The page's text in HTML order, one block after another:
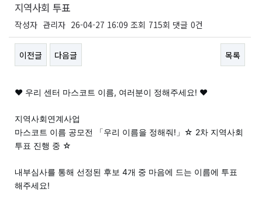
지역사회 투표
작성자 관리자 26-04-27 16:09 조회 715회 댓글 0건
이전글 다음글 목록
본문
♥ 우리 센터 마스코트 이름, 여러분이 정해주세요! ♥
지역사회연계사업
마스코트 이름 공모전 「우리 이름을 정해줘!」☆ 2차 지역사회
투표 진행 중 ☆
내부심사를 통해 선정된 후보 4개 중 마음에 드는 이름에 투표
해주세요!